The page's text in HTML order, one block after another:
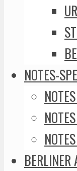
NOTES-
BERLINER